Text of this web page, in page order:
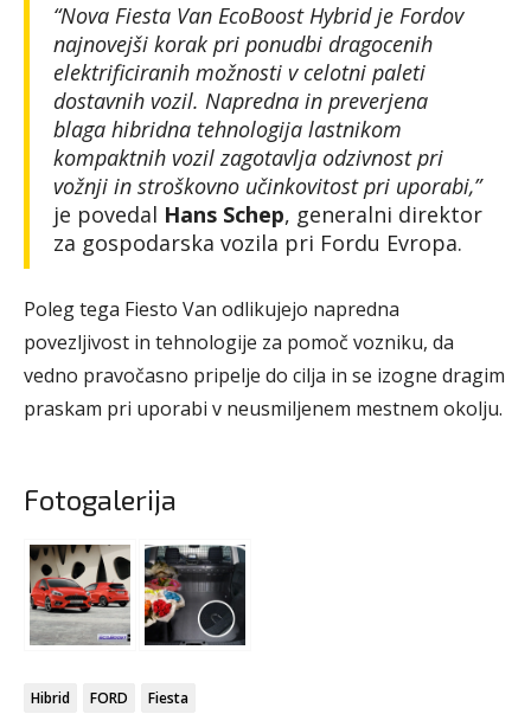
“Nova Fiesta Van EcoBoost Hybrid je Fordov
najnovejši korak pri ponudbi dragocenih
elektrificiranih možnosti v celotni paleti
dostavnih vozil. Napredna in preverjena
blaga hibridna tehnologija lastnikom
kompaktnih vozil zagotavlja odzivnost pri
vožnji in stroškovno učinkovitost pri uporabi,”
je povedal Hans Schep, generalni direktor
za gospodarska vozila pri Fordu Evropa.
Poleg tega Fiesto Van odlikujejo napredna
povezljivost in tehnologije za pomoč vozniku, da
vedno pravočasno pripelje do cilja in se izogne dragim
praskam pri uporabi v neusmiljenem mestnem okolju.
Fotogalerija
Hibrid FORD Fiesta